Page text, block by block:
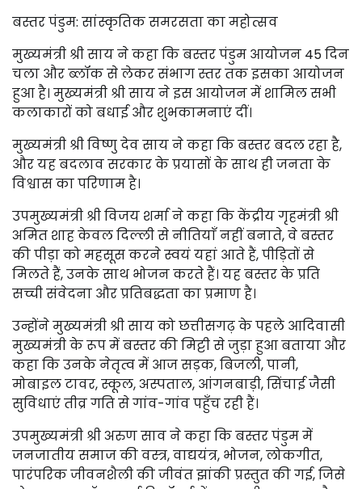
बस्तर पंडुम: सांस्कृतिक समरसता का महोत्सव
मुख्यमंत्री श्री साय ने कहा कि बस्तर पंडुम आयोजन 45 दिन
चला और ब्लॉक से लेकर संभाग स्तर तक इसका आयोजन
हुआ है। मुख्यमंत्री श्री साय ने इस आयोजन में शामिल सभी
कलाकारों को बधाई और शुभकामनाएं दीं।
मुख्यमंत्री श्री विष्णु देव साय ने कहा कि बस्तर बदल रहा है,
और यह बदलाव सरकार के प्रयासों के साथ ही जनता के
विश्वास का परिणाम है।
उपमुख्यमंत्री श्री विजय शर्मा ने कहा कि केंद्रीय गृहमंत्री श्री
अमित शाह केवल दिल्ली से नीतियाँ नहीं बनाते, वे बस्तर
की पीड़ा को महसूस करने स्वयं यहां आते हैं, पीड़ितों से
मिलते हैं, उनके साथ भोजन करते हैं। यह बस्तर के प्रति
सच्ची संवेदना और प्रतिबद्धता का प्रमाण है।
उन्होंने मुख्यमंत्री श्री साय को छत्तीसगढ़ के पहले आदिवासी
मुख्यमंत्री के रूप में बस्तर की मिट्टी से जुड़ा हुआ बताया और
कहा कि उनके नेतृत्व में आज सड़क, बिजली, पानी,
मोबाइल टावर, स्कूल, अस्पताल, आंगनबाड़ी, सिंचाई जैसी
सुविधाएं तीव्र गति से गांव-गांव पहुँच रही हैं।
उपमुख्यमंत्री श्री अरुण साव ने कहा कि बस्तर पंडुम में
जनजातीय समाज की वस्त्र, वाद्ययंत्र, भोजन, लोकगीत,
पारंपरिक जीवनशैली की जीवंत झांकी प्रस्तुत की गई, जिसे